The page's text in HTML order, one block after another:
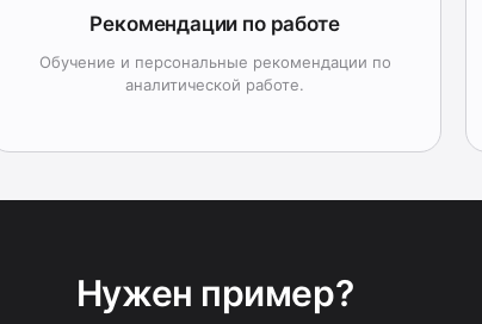
Рекомендации по работе
Обучение и персональные рекомендации по
аналитической работе.
Нужен пример?